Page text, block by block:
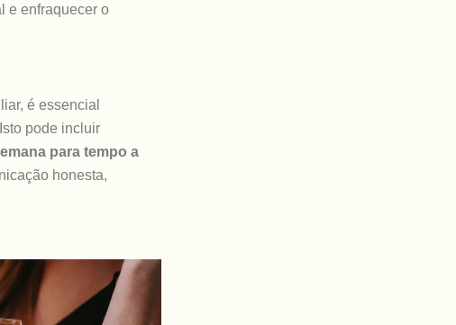
e enfraquecer o
é essencial
Isto pode incluir
para tempo a
honesta,